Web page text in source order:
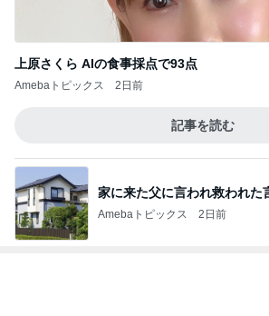
家に来た父に言われ救われた
Amebaトピックス 2日前